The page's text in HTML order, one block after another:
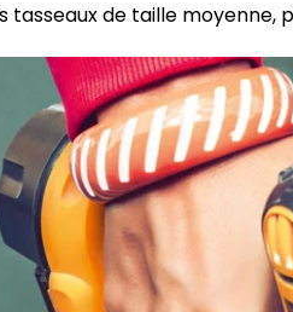
tasseaux de taille